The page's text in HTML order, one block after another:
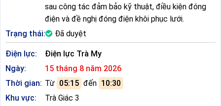
sau công tác đảm bảo kỹ thuật, điều kiện đóng
điện và đề nghị đóng điện khôi phục lưới.
Trạng thái:
Đã duyệt
Điện lực:
Điện lực Trà My
Ngày:
15 tháng 8 năm 2026
Thời gian: Từ 05:15 đến 10:30
Khu vực:
Trà Giác 3